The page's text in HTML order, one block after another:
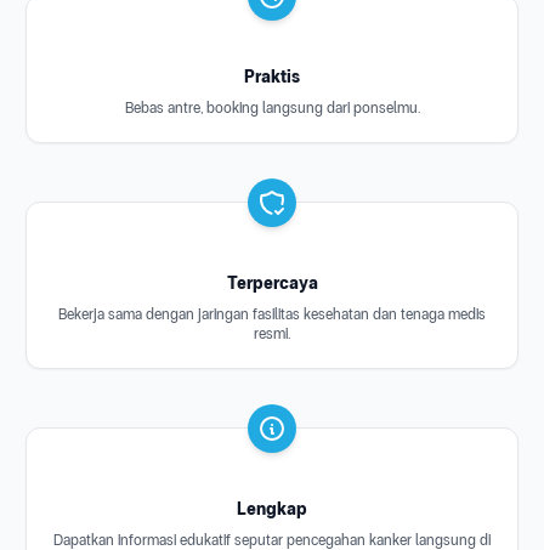
Praktis
Bebas antre, booking langsung dari ponselmu.
Terpercaya
Bekerja sama dengan jaringan fasilitas kesehatan dan tenaga medis
resmi.
Lengkap
Dapatkan informasi edukatif seputar pencegahan kanker langsung di